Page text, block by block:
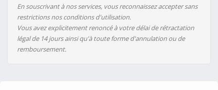
En souscrivant à nos services, vous reconnaissez accepter sans
restrictions nos conditions d'utilisation.
Vous avez explicitement renoncé à votre délai de rétractation
légal de 14 jours ainsi qu'à toute forme d'annulation ou de
remboursement.